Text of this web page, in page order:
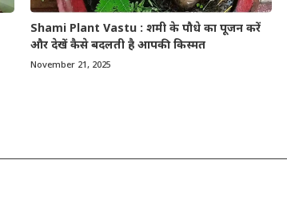
Shami Plant Vastu : शमी के पौधे का पूजन करें
और देखें कैसे बदलती है आपकी किस्मत
November 21, 2025